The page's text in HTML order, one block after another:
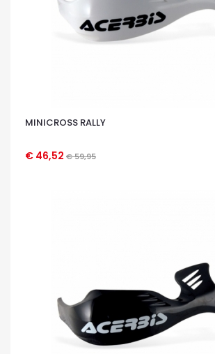
MINICROSS RALLY
€ 46,52 € 59,95
OCCHIATA VELOCE